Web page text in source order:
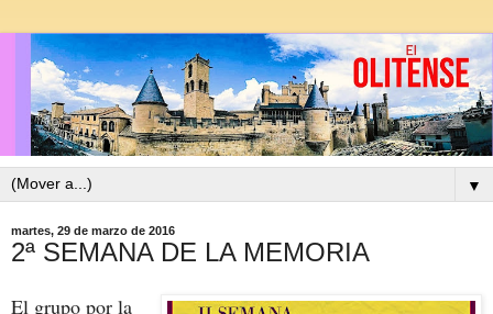
▼
martes, 29 de marzo de 2016
2ª SEMANA DE LA MEMORIA
El grupo por la